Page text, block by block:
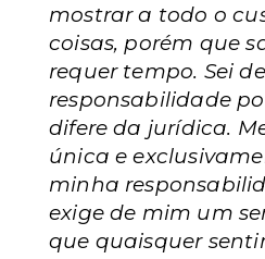
mostrar a todo o
coisas, porém que
requer tempo. Sei
responsabilidade
difere da jurídica.
única e
minha
exige de mim um
que quaisquer